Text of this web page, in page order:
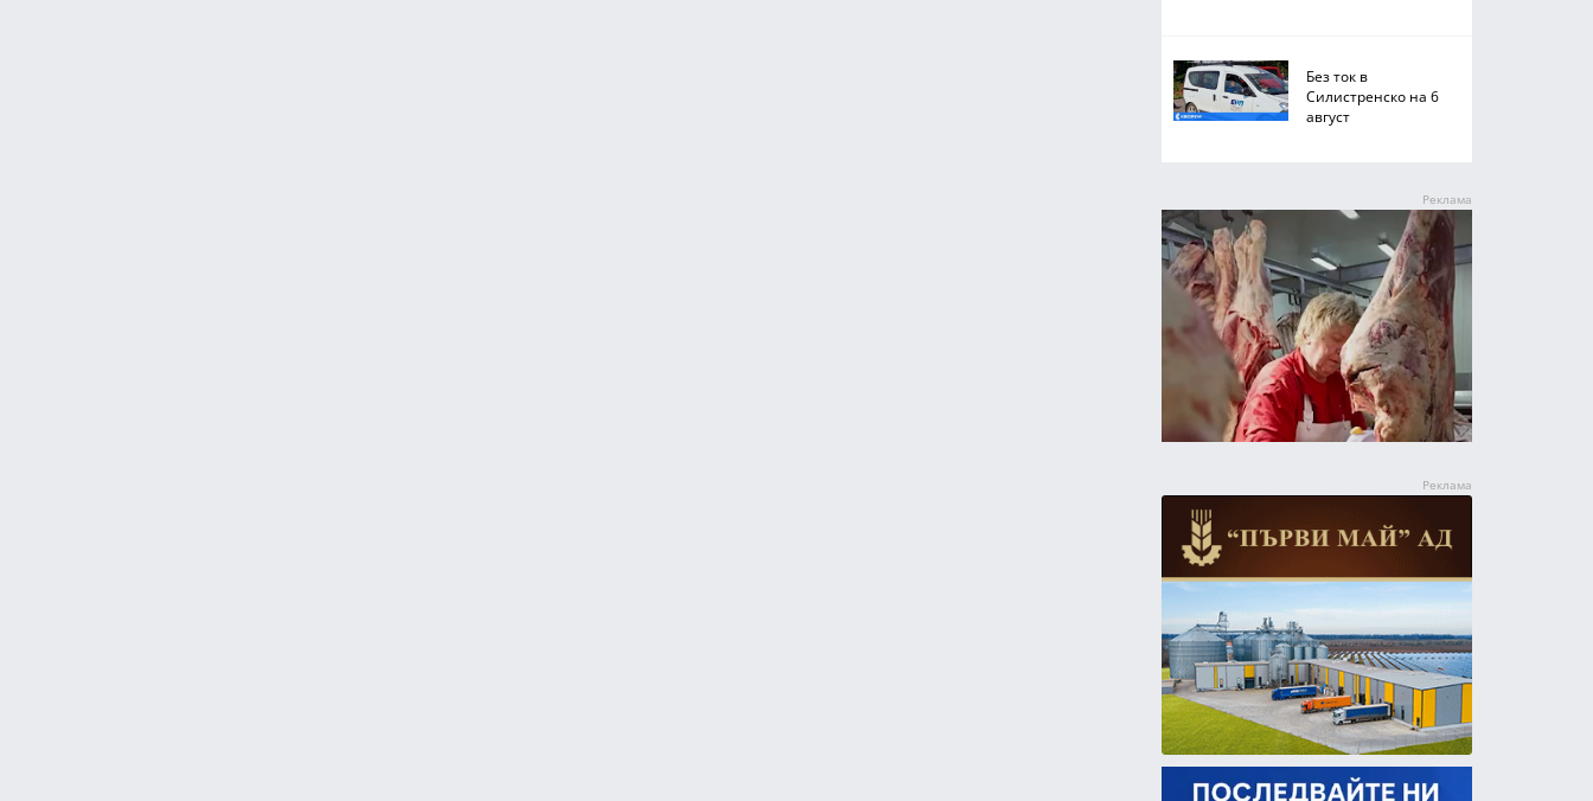
Без ток в
Силистренско на 6
август